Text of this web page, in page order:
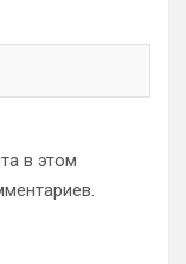
в этом